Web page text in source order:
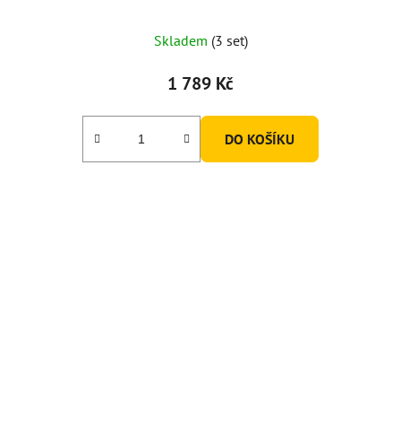
Skladem (3 set)
1 789 Kč
DO KOŠÍKU